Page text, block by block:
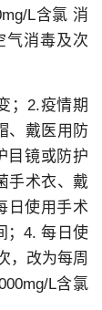
L含氯 消
气消毒及次
；2.疫情期
、戴医用防
目镜或防护
手术衣、戴
日使用手术
；4. 每日使
，改为每周
L含氯